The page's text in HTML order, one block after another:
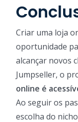
Criar uma loja
oportunidade
alcançar novos
Jumpseller, o
online é
Ao seguir os
escolha do